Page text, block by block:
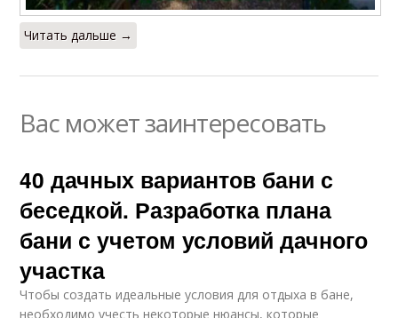
Читать дальше →
Вас может заинтересовать
40 дачных вариантов бани с
беседкой. Разработка плана
бани с учетом условий дачного
участка
Чтобы создать идеальные условия для отдыха в бане,
необходимо учесть некоторые нюансы, которые